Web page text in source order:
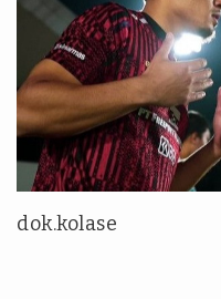
dok.kolase